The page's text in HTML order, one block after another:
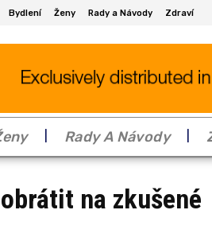
Bydlení Ženy Rady a Návody Zdraví
Rady A Návody
na zkušené